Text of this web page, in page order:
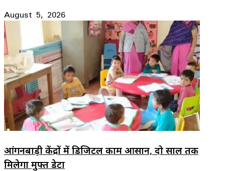
August 5, 2026
आंगनबाड़ी केंद्रों में डिजिटल काम आसान, दो साल तक
मिलेगा मुफ्त डेटा